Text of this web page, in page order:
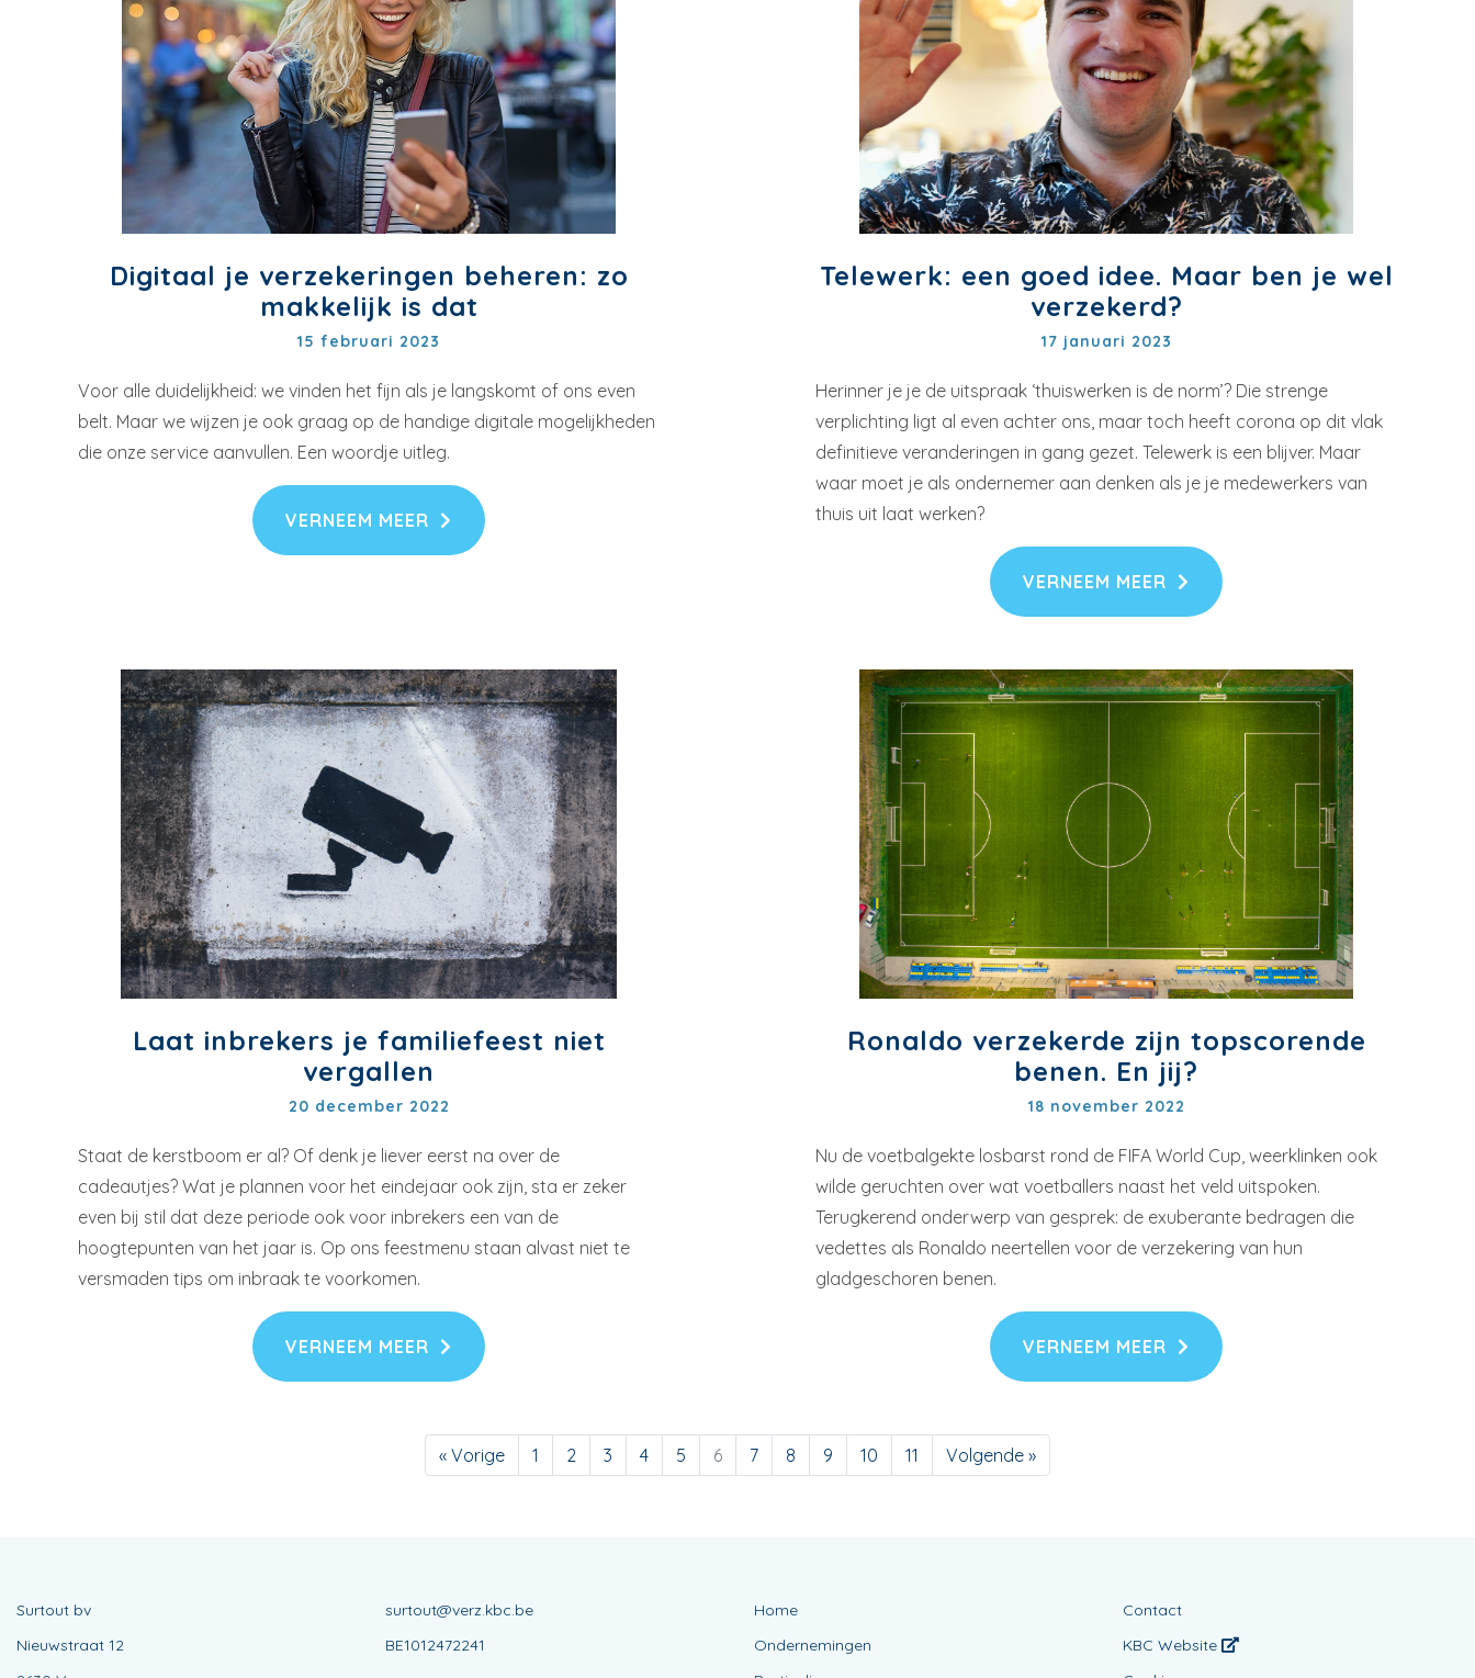
Digitaal je verzekeringen beheren: zo
makkelijk is dat
15 februari 2023
Voor alle duidelijkheid: we vinden het fijn als je langskomt of ons even
belt. Maar we wijzen je ook graag op de handige digitale mogelijkheden
die onze service aanvullen. Een woordje uitleg.
VERNEEM MEER
Telewerk: een goed idee. Maar ben je wel
verzekerd?
17 januari 2023
Herinner je je de uitspraak ‘thuiswerken is de norm’? Die strenge
verplichting ligt al even achter ons, maar toch heeft corona op dit vlak
definitieve veranderingen in gang gezet. Telewerk is een blijver. Maar
waar moet je als ondernemer aan denken als je je medewerkers van
thuis uit laat werken?
VERNEEM MEER
Laat inbrekers je familiefeest niet
vergallen
20 december 2022
Staat de kerstboom er al? Of denk je liever eerst na over de
cadeautjes? Wat je plannen voor het eindejaar ook zijn, sta er zeker
even bij stil dat deze periode ook voor inbrekers een van de
hoogtepunten van het jaar is. Op ons feestmenu staan alvast niet te
versmaden tips om inbraak te voorkomen.
VERNEEM MEER
Ronaldo verzekerde zijn topscorende
benen. En jij?
18 november 2022
Nu de voetbalgekte losbarst rond de FIFA World Cup, weerklinken ook
wilde geruchten over wat voetballers naast het veld uitspoken.
Terugkerend onderwerp van gesprek: de exuberante bedragen die
vedettes als Ronaldo neertellen voor de verzekering van hun
gladgeschoren benen.
VERNEEM MEER
« Vorige 1 2 3 4 5 6 7 8 9 10 11 Volgende »
Surtout bv
Nieuwstraat 12
surtout@verz.kbc.be
BE1012472241
Home
Ondernemingen
Contact
KBC Website